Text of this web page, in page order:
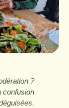
?
confusion